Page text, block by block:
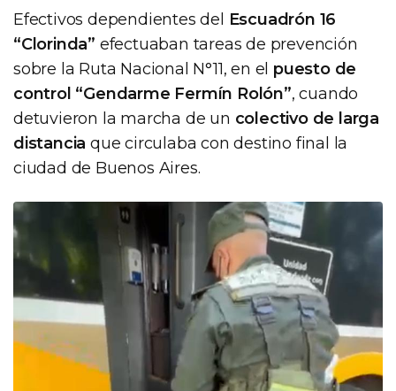
Efectivos dependientes del Escuadrón 16
“Clorinda” efectuaban tareas de prevención
sobre la Ruta Nacional N°11, en el puesto de
control “Gendarme Fermín Rolón”, cuando
detuvieron la marcha de un colectivo de larga
distancia que circulaba con destino final la
ciudad de Buenos Aires.